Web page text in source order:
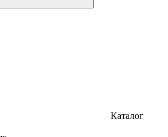
Каталог